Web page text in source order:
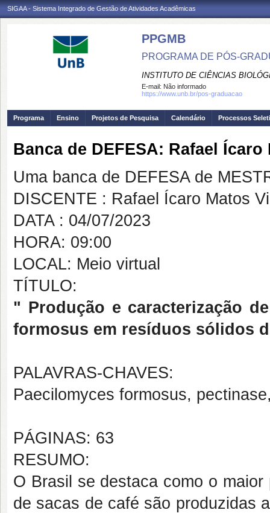
SIGAA - Sistema Integrado de Gestão de Atividades Acadêmicas
PPGMB
PROGRAMA DE PÓS-
INSTITUTO DE CIÊNCIAS
E-mail: Não informado
https://www.unb.br/pos-graduacao
Programa Ensino Projetos de Pesquisa Calendário Processos
Banca de DEFESA: Rafael Ícaro
Uma banca de DEFESA de
DISCENTE : Rafael Ícaro Matos
DATA : 04/07/2023
HORA: 09:00
LOCAL: Meio virtual
TÍTULO:
" Produção e caracterização
formosus em resíduos sólidos
PALAVRAS-CHAVES:
Paecilomyces formosus,
PÁGINAS: 63
RESUMO:
O Brasil se destaca como o
de sacas de café são produzidas